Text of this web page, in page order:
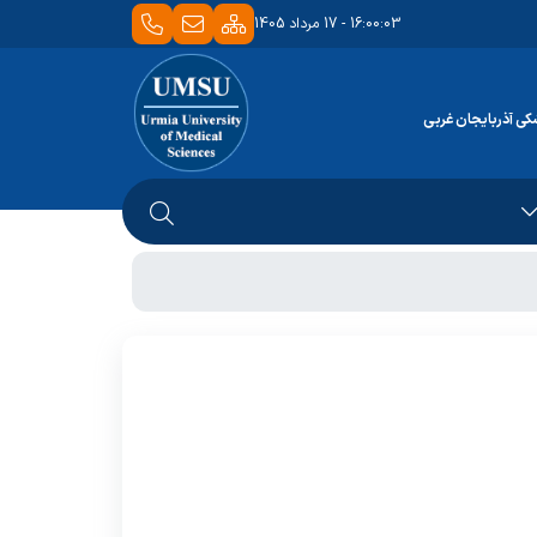
16:00:03 - 17 مرداد 1405
آذربایجان غربی